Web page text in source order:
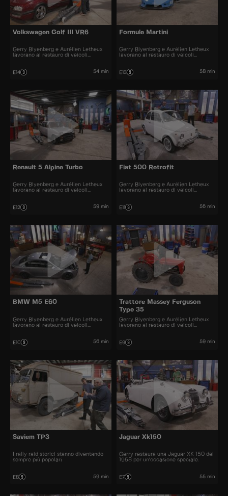
Volkswagen Golf III VR6
Gerry Blyenberg e Aurélien Letheux
lavorano al restauro di veicoli
E14 54 min
Formule Martini
Gerry Blyenberg e Aurélien Letheux
lavorano al restauro di veicoli
E13 58 min
Renault 5 Alpine Turbo
Gerry Blyenberg e Aurélien Letheux
lavorano al restauro di veicoli
E12 59 min
Fiat 500 Retrofit
Gerry Blyenberg e Aurélien Letheux
lavorano al restauro di veicoli
E11 56 min
BMW M5 E60
Gerry Blyenberg e Aurélien Letheux
lavorano al restauro di veicoli
E10 56 min
Trattore Massey Ferguson
Type 35
Gerry Blyenberg e Aurélien Letheux
lavorano al restauro di veicoli
E9 59 min
Saviem TP3
I rally raid storici stanno diventando
sempre più popolari
E8 59 min
Jaguar Xk150
Gerry restaura una Jaguar XK 150 del
1958 per un'occasione speciale.
E7 55 min